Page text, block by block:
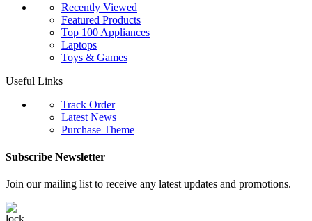
Recently Viewed
Featured Products
Top 100 Appliances
Laptops
Toys & Games
Useful Links
Track Order
Latest News
Purchase Theme
Subscribe Newsletter
Join our mailing list to receive any latest updates and promotions.